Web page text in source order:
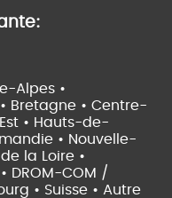
Alpes •
Bretagne • Centre-
• Hauts-de-
• Nouvelle-
la Loire •
DROM-COM /
• Suisse • Autre